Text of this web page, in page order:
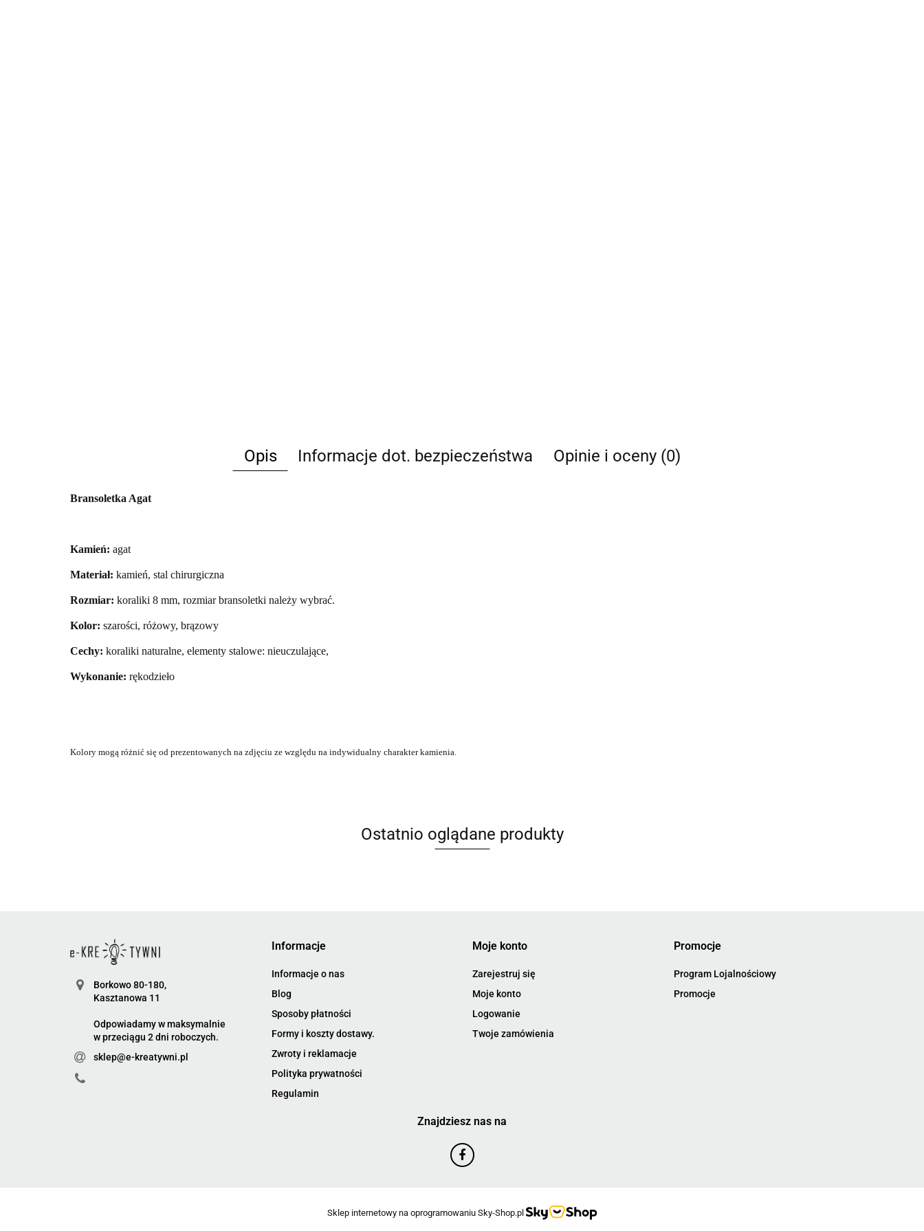
Opis Informacje dot. bezpieczeństwa Opinie i oceny (0)
Bransoletka Agat
Kamień: agat
Materiał: kamień, stal chirurgiczna
Rozmiar: koraliki 8 mm, rozmiar bransoletki należy wybrać.
Kolor: szarości, różowy, brązowy
Cechy: koraliki naturalne, elementy stalowe: nieuczulające,
Wykonanie: rękodzieło
Kolory mogą różnić się od prezentowanych na zdjęciu ze względu na indywidualny charakter kamienia.
Ostatnio oglądane produkty
Borkowo 80-180,
Kasztanowa 11
Odpowiadamy w maksymalnie
w przeciągu 2 dni roboczych.
sklep@e-kreatywni.pl
Informacje
Informacje o nas
Blog
Sposoby płatności
Formy i koszty dostawy.
Zwroty i reklamacje
Polityka prywatności
Regulamin
Moje konto
Zarejestruj się
Moje konto
Logowanie
Twoje zamówienia
Promocje
Program Lojalnościowy
Promocje
Znajdziesz nas na
Sklep internetowy na oprogramowaniu Sky-Shop.pl